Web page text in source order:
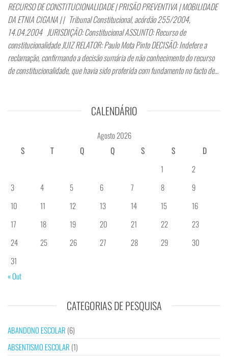
RECURSO DE CONSTITUCIONALIDADE | PRISÃO PREVENTIVA | MOBILIDADE
DA ETNIA CIGANA | | Tribunal Constitucional, acórdão 255/2004,
14.04.2004 JURISDIÇÃO: Constitucional ASSUNTO: Recurso de
constitucionalidade JUIZ RELATOR: Paulo Mota Pinto DECISÃO: Indefere a
reclamação, confirmando a decisão sumária de não conhecimento do recurso
de constitucionalidade, que havia sido proferida com fundamento no facto de…
CALENDÁRIO
Agosto 2026
S
T Q Q S S
D
1
2
3
4 5 6 7 8
9
10
11 12 13 14 15
16
17
18 19 20 21 22
23
24
25 26 27 28 29
30
31
« Out
CATEGORIAS DE PESQUISA
ABANDONO ESCOLAR (6)
ABSENTISMO ESCOLAR (1)